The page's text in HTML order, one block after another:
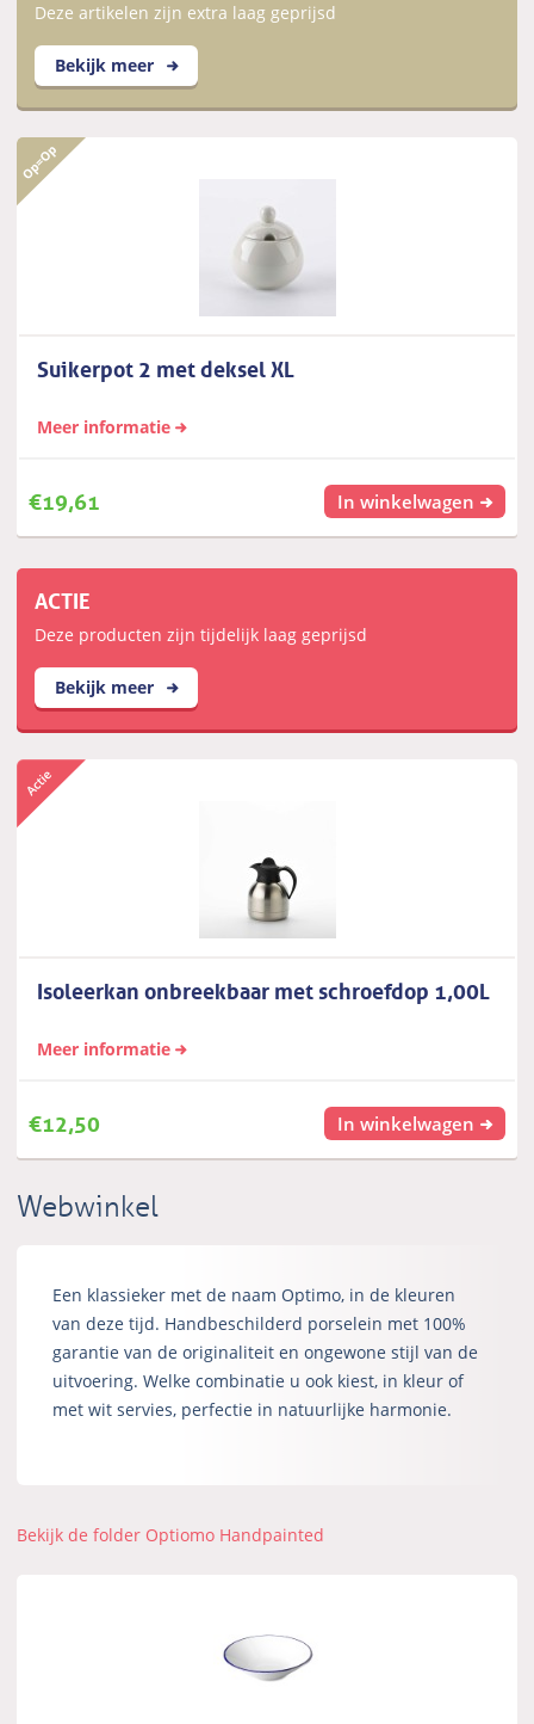
Deze artikelen zijn extra laag geprijsd
Bekijk meer
Suikerpot 2 met deksel XL
Meer informatie
€19,61 In winkelwagen
ACTIE
Deze producten zijn tijdelijk laag geprijsd
Bekijk meer
Isoleerkan onbreekbaar met schroefdop 1,00L
Meer informatie
€12,50 In winkelwagen
Webwinkel
Een klassieker met de naam Optimo, in de kleuren
van deze tijd. Handbeschilderd porselein met 100%
garantie van de originaliteit en ongewone stijl van de
uitvoering. Welke combinatie u ook kiest, in kleur of
met wit servies, perfectie in natuurlijke harmonie.
Bekijk de folder Optiomo Handpainted